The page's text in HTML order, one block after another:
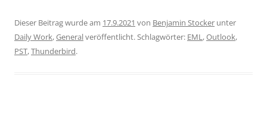
Dieser Beitrag wurde am 17.9.2021 von Benjamin Stocker unter
Daily Work,Generalveröffentlicht. Schlagwörter: EML,Outlook,
PST,Thunderbird.